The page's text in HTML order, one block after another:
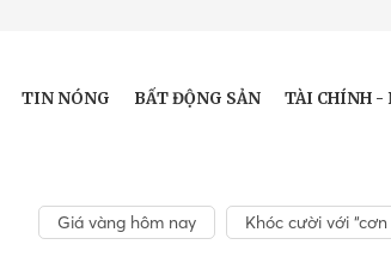
TIN NÓNG BẤT ĐỘNG SẢN TÀI CHÍNH -
Giá vàng hôm nay Khóc cười với